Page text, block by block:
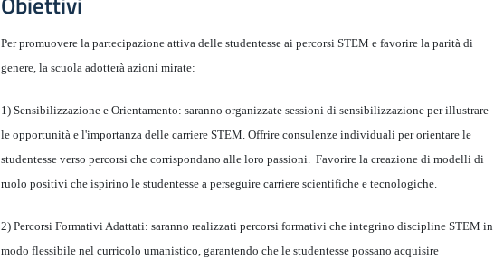
Per promuovere la partecipazione attiva delle studentesse ai percorsi STEM e favorire la parità di
genere, la scuola adotterà azioni mirate:
1) Sensibilizzazione e Orientamento: saranno organizzate sessioni di sensibilizzazione per illustrare
le opportunità e l'importanza delle carriere STEM. Offrire consulenze individuali per orientare le
studentesse verso percorsi che corrispondano alle loro passioni. Favorire la creazione di modelli di
ruolo positivi che ispirino le studentesse a perseguire carriere scientifiche e tecnologiche.
2) Percorsi Formativi Adattati: saranno realizzati percorsi formativi che integrino discipline STEM in
modo flessibile nel curricolo umanistico, garantendo che le studentesse possano acquisire